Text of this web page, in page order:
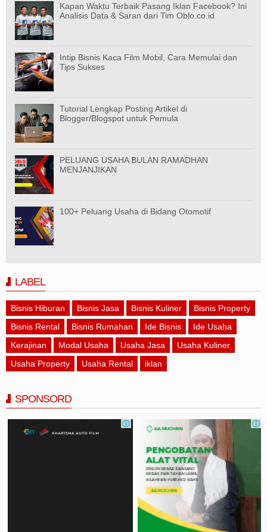
Kapan Waktu Terbaik Pasang Iklan Facebook? Ini
Analisis Data & Saran dari Tim Oblo.co.id
Intip Bisnis Kaca Film Mobil, Cara Memulai dan
Tips Sukses
Tutorial Lengkap Posting Artikel di
Blogger/Blogspot untuk Pemula
PELUANG USAHA BULAN RAMADHAN
MENJANJIKAN
100+ Peluang Usaha di Bidang Otomotif
LABEL
Bisnis Hiburan Bisnis Jasa Bisnis Kuliner
Bisnis Property
Bisnis Rental
Bisnis Rumahan Ide Bisnis
Ide Usaha
Kerajinan
Modal Usaha Usaha Jasa
Usaha Kuliner
Usaha Property
Usaha Rental iklan
SPONSORD